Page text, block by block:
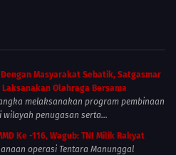
Masyarakat Sebatik, Satgasmar
Laksanakan Olahraga Bersama
melaksanakan program pembinaan
penugasan serta...
Ke -116, Wagub: TNI Milik Rakyat
operasi Tentara Manunggal